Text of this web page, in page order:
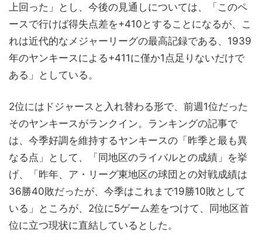
上回った」とし、今後の見通しについては、「このペ
ースで行けば得失点差を+410とすることになるが、こ
れは近代的なメジャーリーグの最高記録である、1939
年のヤンキースによる+411に僅か1点足りないだけで
ある」としている。
2位にはドジャースと入れ替わる形で、前週1位だった
そのヤンキースがランクイン。ランキングの記事で
は、今季好調を維持するヤンキースの「昨季と最も異
なる点」として、「同地区のライバルとの成績」を挙
げ、「昨年、ア・リーグ東地区の球団との対戦成績は
36勝40敗だったが、今季はこれまで19勝10敗として
いる」ところが、2位に5ゲーム差をつけて、同地区首
位に立つ現状に直結しているとした。